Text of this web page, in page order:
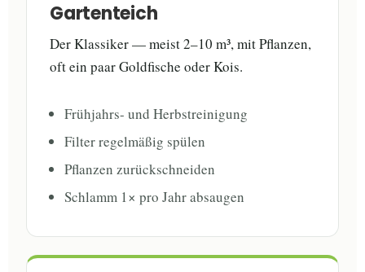
Gartenteich
Der Klassiker — meist 2–10 m³, mit Pflanzen,
oft ein paar Goldfische oder Kois.
Frühjahrs- und Herbstreinigung
Filter regelmäßig spülen
Pflanzen zurückschneiden
Schlamm 1× pro Jahr absaugen